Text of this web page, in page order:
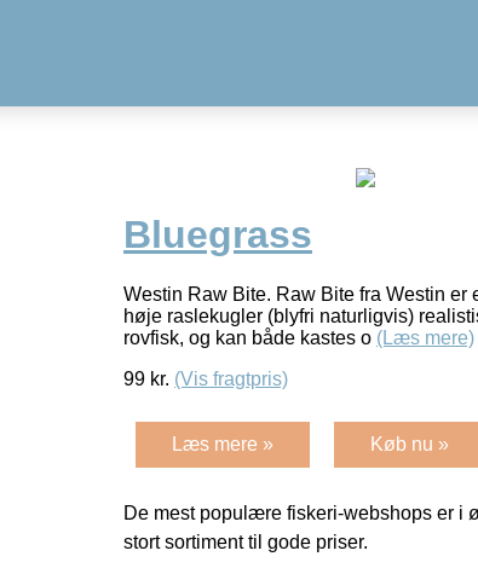
Bluegrass
Westin Raw Bite. Raw Bite fra Westin er
høje raslekugler (blyfri naturligvis)
rovfisk, og kan både kastes o (Læs mere)
99 kr. (Vis fragtpris)
Læs mere » Køb nu »
De mest populære fiskeri-webshops er i
stort sortiment til gode priser.